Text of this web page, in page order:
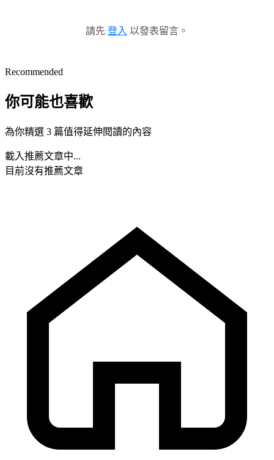
請先 登入 以發表留言。
Recommended
你可能也喜歡
為你精選 3 篇值得延伸閱讀的內容
載入推薦文章中...
目前沒有推薦文章